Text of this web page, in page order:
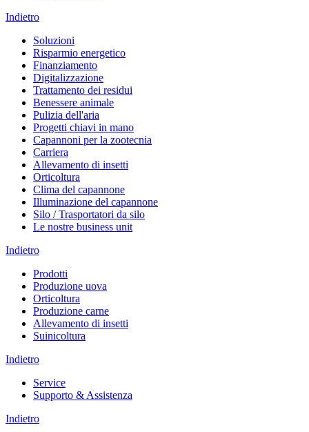
Indietro
Soluzioni
Risparmio energetico
Finanziamento
Digitalizzazione
Trattamento dei residui
Benessere animale
Pulizia dell'aria
Progetti chiavi in mano
Capannoni per la zootecnia
Carriera
Allevamento di insetti
Orticoltura
Clima del capannone
Illuminazione del capannone
Silo / Trasportatori da silo
Le nostre business unit
Indietro
Prodotti
Produzione uova
Orticoltura
Produzione carne
Allevamento di insetti
Suinicoltura
Indietro
Service
Supporto & Assistenza
Indietro